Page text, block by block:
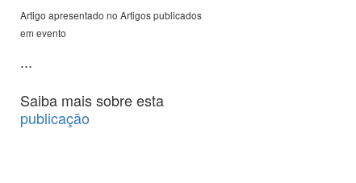
Artigo apresentado no Artigos publicados
em evento
...
Saiba mais sobre esta
publicação